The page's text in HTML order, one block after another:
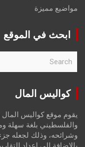
مواضيع مميزة
ابحث في الموقع
r
كواليس المال
يقوم موقع كواليس المال
والفلسطيني بلغة سهلة
وشرائحه، وذلك لجعله